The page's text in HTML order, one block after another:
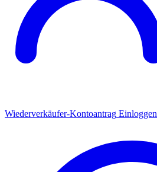
Wiederverkäufer-Kontoantrag Einloggen